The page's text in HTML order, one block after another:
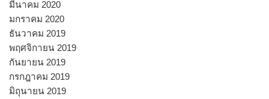
มีนาคม 2020
มกราคม 2020
ธันวาคม 2019
พฤศจิกายน 2019
กันยายน 2019
กรกฎาคม 2019
มิถุนายน 2019